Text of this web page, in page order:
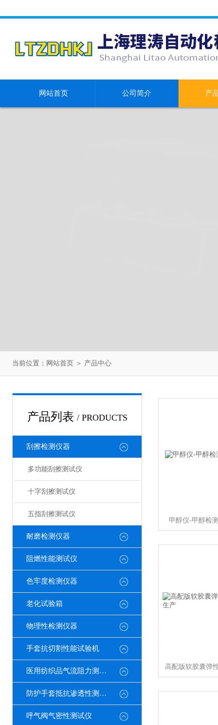
网站首页 公司简介 产
当前位置： 网站首页 ＞ 产品中心
产品列表 / PRODUCTS
刮擦检测仪器
多功能刮擦测试仪
十字刮擦测试仪
五指刮擦测试仪
耐磨检测仪器
阻燃性能测试仪
色牢度检测仪器
老化试验箱
物理性检测仪器
手套抗切割性能试验机
医用纺织品气流阻力测试仪
防护手套抵抗渗透性测定仪
呼气阀气密性测试仪
甲醇仪-甲醇检